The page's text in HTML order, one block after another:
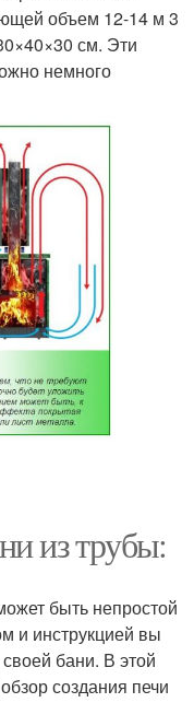
объем 12-14 м 3
см. Эти
немного
из трубы:
быть непростой
и инструкцией вы
бани. В этой
создания печи